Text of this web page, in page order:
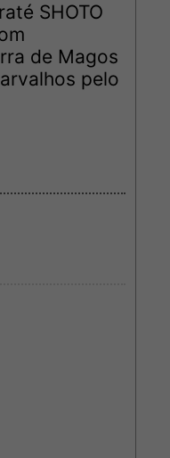
SHOTO
de Magos
pelo